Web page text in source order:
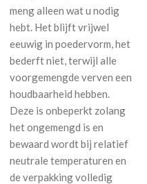
meng alleen wat u nodig
hebt. Het blijft vrijwel
eeuwig in poedervorm, het
bederft niet, terwijl alle
voorgemengde verven een
houdbaarheid hebben.
Deze is onbeperkt zolang
het ongemengd is en
bewaard wordt bij relatief
neutrale temperaturen en
de verpakking volledig